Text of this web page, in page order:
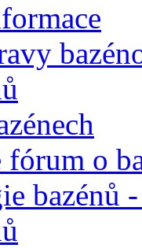
fórum o
bazénů